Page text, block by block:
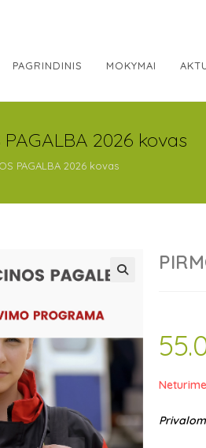
PAGRINDINIS MOKYMAI
PAGALBA 2026 kovas
PAGALBA 2026 kovas
Neturime